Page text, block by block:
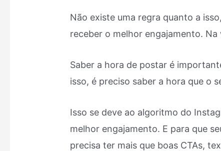
Não existe uma regra quanto a
receber o melhor engajamento.
Saber a hora de postar é
isso, é preciso saber a hora que o
Isso se deve ao algoritmo do
melhor engajamento. E para que
precisa ter mais que boas CTAs,